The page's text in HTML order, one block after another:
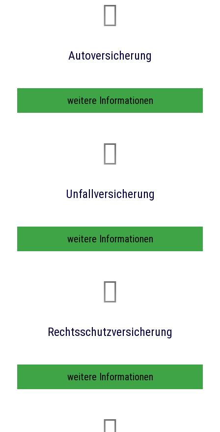
Auto­ver­si­che­rung
weitere Informationen
Unfall­ver­si­che­rung
weitere Informationen
Rechts­schutz­ver­si­che­rung
weitere Informationen